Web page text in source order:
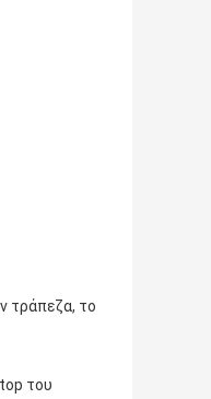
τράπεζα, το
του